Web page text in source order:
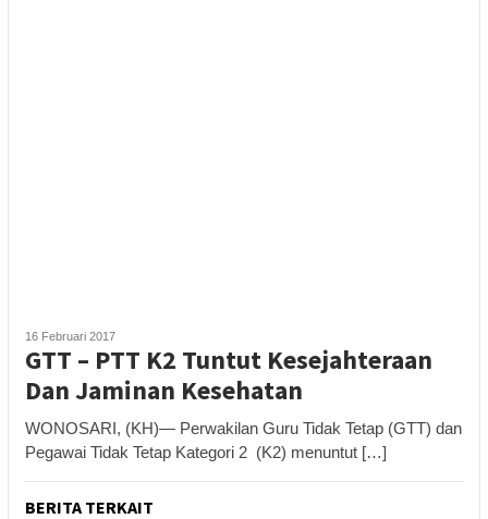
16 Februari 2017
GTT – PTT K2 Tuntut Kesejahteraan
Dan Jaminan Kesehatan
WONOSARI, (KH)— Perwakilan Guru Tidak Tetap (GTT) dan
Pegawai Tidak Tetap Kategori 2 (K2) menuntut […]
BERITA TERKAIT